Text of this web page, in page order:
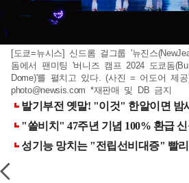
[도쿄=뉴시스] 신드롬 걸그룹 '뉴진스
돔에서 팬미팅 '버니즈 캠프 2024 도쿄돔
Dome)'를 펼치고 있다. (사진 = 어도어 제공
photo@newsis.com *재판매 및 DB 금지